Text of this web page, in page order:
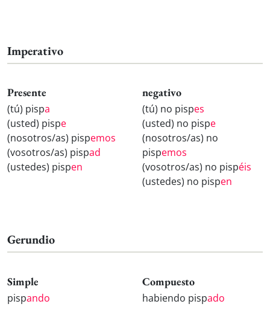
Imperativo
Presente
(tú) pispa
(usted) pispe
(nosotros/as) pispemos
(vosotros/as) pispad
(ustedes) pispen
negativo
(tú) no pispes
(usted) no pispe
(nosotros/as) no
pispemos
(vosotros/as) no pispéis
(ustedes) no pispen
Gerundio
Simple
pispando
Compuesto
habiendo pispado